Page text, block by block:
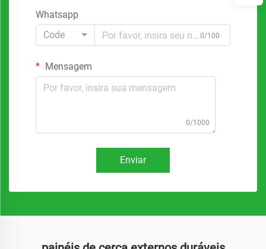
Whatsapp
Code
0/100
Mensagem
0/1000
Enviar